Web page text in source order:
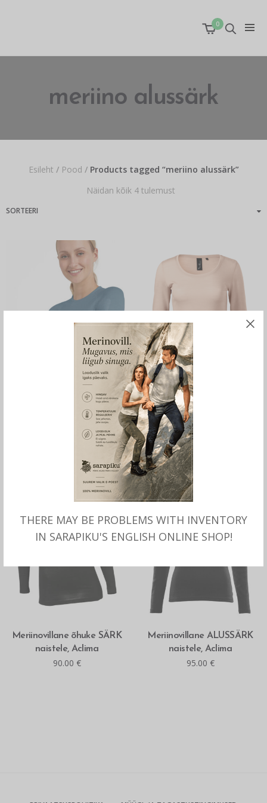
THERE MAY BE PROBLEMS WITH INVENTORY
IN SARAPIKU'S ENGLISH ONLINE SHOP!
0
meriino alussärk
Esileht / Pood /Products tagged “meriino alussärk”
Näidan kõik 4 tulemust
MITMEID VALIKUID
Meriinovillaga ALUSÄRK
Wool-Tech, naistele, Falke
€
MITMEID VALIKUID
Meriinovillane SÄRK naistele
96.00
MITMEID VALIKUID
Meriinovillane õhuke SÄRK
naistele, Aclima
90.00 €
MITMEID VALIKUID
Meriinovillane ALUSSÄRK
naistele, Aclima
95.00 €